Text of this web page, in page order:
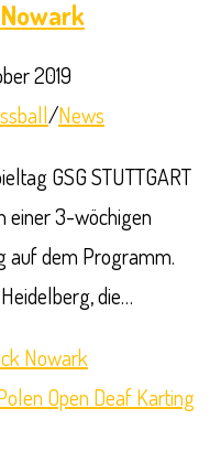
2019
/News
GSG STUTTGART
einer 3-wöchigen
auf dem Programm.
die…
Nowark